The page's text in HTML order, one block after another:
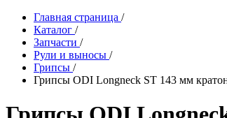
Главная страница /
Каталог /
Запчасти /
Рули и выносы /
Грипсы /
Грипсы ODI Longneck ST 143 мм